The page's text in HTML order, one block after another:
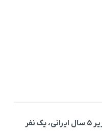
از هر ۴ کودک زیر ۵ سال ایرانی، یک نفر